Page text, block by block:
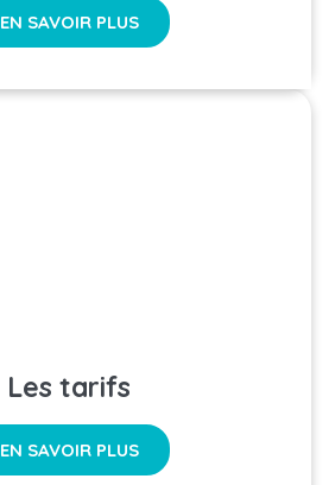
EN SAVOIR PLUS
Les tarifs
EN SAVOIR PLUS